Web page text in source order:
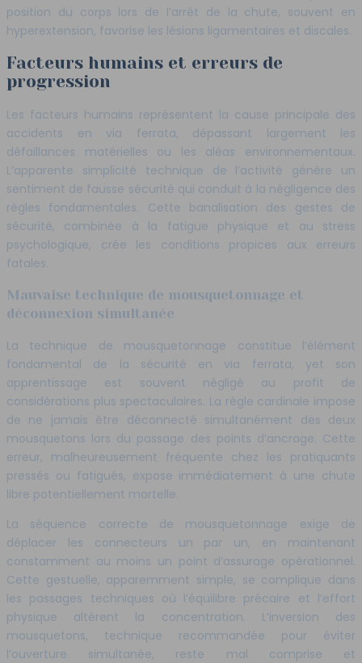
position du corps lors de l’arrêt de la chute, souvent en
hyperextension, favorise les lésions ligamentaires et discales.
Facteurs humains et erreurs de
progression
Les facteurs humains représentent la cause principale des
accidents en via ferrata, dépassant largement les
défaillances matérielles ou les aléas environnementaux.
L’apparente simplicité technique de l’activité génère un
sentiment de fausse sécurité qui conduit à la négligence des
règles fondamentales. Cette banalisation des gestes de
sécurité, combinée à la fatigue physique et au stress
psychologique, crée les conditions propices aux erreurs
fatales.
Mauvaise technique de mousquetonnage et
déconnexion simultanée
La technique de mousquetonnage constitue l’élément
fondamental de la sécurité en via ferrata, yet son
apprentissage est souvent négligé au profit de
considérations plus spectaculaires. La règle cardinale impose
de ne jamais être déconnecté simultanément des deux
mousquetons lors du passage des points d’ancrage. Cette
erreur, malheureusement fréquente chez les pratiquants
pressés ou fatigués, expose immédiatement à une chute
libre potentiellement mortelle.
La séquence correcte de mousquetonnage exige de
déplacer les connecteurs un par un, en maintenant
constamment au moins un point d’assurage opérationnel.
Cette gestuelle, apparemment simple, se complique dans
les passages techniques où l’équilibre précaire et l’effort
physique altèrent la concentration. L’inversion des
mousquetons, technique recommandée pour éviter
l’ouverture simultanée, reste mal comprise et